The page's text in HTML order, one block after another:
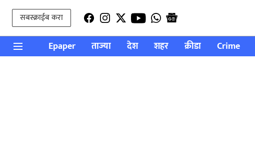
सबस्क्राईब करा
Epaper ताज्या देश शहर क्रीडा Crime